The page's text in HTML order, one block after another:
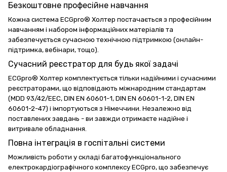
Безкоштовне професійне навчання
Кожна система ECGpro® Холтер постачається з професійним
навчанням і набором інформаційних матеріалів та
забезпечується сучасною технічною підтримкою (онлайн-
підтримка, вебінари, тощо).
Сучасний реєстратор для будь якої задачі
ECGpro® Холтер комплектується тільки надійними і сучасними
реєстраторами, що відповідають міжнародним стандартам
(MDD 93/42/EEC, DIN EN 60601-1, DIN EN 60601-1-2, DIN EN
60601-2-47) і імпортуються з Німеччини. Незалежно від
поставлених завдань - ви завжди отримаєте надійне і
витривале обладнання.
Повна інтеграція в госпітальні системи
Можливість роботи у складі багатофункціонального
електрокардіографічного комплексу ECGpro, що забезпечує